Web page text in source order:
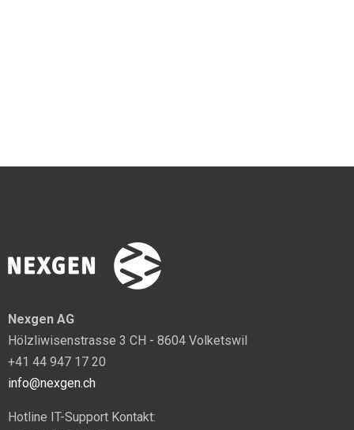
Nexgen AG
Hölzliwisenstrasse 3 CH - 8604 Volketswil
+41 44 947 17 20
info@nexgen.ch
Hotline IT-Support Kontakt: